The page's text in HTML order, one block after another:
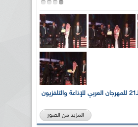
بالصور... الدورة الـ21 للمهرجان العربي للإذاعة والتلفزيون
المزيد من الصور